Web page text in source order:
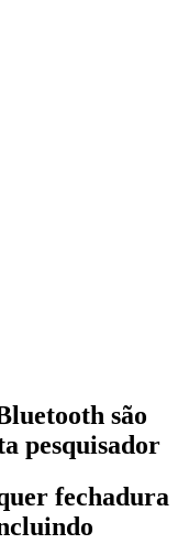
são
pesquisador
fechadura